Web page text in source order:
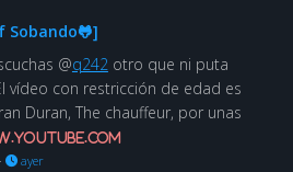
Sobando🐸]
@q242 otro que ni puta
vídeo con restricción de edad es
Duran, The chauffeur, por unas
ayer